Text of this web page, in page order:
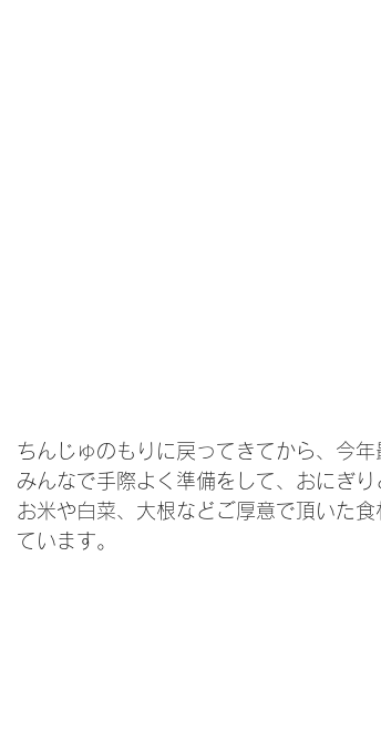
ちんじゅのもりに戻ってきてから、今
みんなで手際よく準備をして、おにぎ
お米や白菜、大根などご厚意で頂いた
ています。